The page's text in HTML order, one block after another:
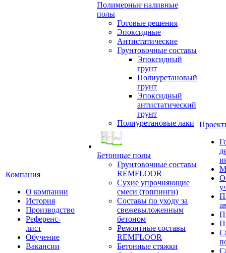
Компания
О компании
История
Производство
Референс-
лист
Обучение
Вакансии
Полимерные наливные
полы
Готовые решения
Эпоксидные
Антистатические
Грунтовочные составы
Эпоксидный
грунт
Полиуретановый
грунт
Эпоксидный
антистатический
грунт
Полиуретановые лаки
Бетонные полы
Грунтовочные составы
REMFLOOR
Сухие упрочняющие
смеси (топпинги)
Составы по уходу за
свежевыложенным
бетоном
Ремонтные составы
REMFLOOR
Бетонные стяжки